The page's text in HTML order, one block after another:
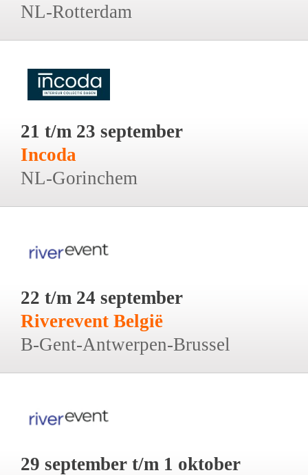
NL-Rotterdam
21 t/m 23 september
Incoda
NL-Gorinchem
22 t/m 24 september
Riverevent België
B-Gent-Antwerpen-Brussel
29 september t/m 1 oktober